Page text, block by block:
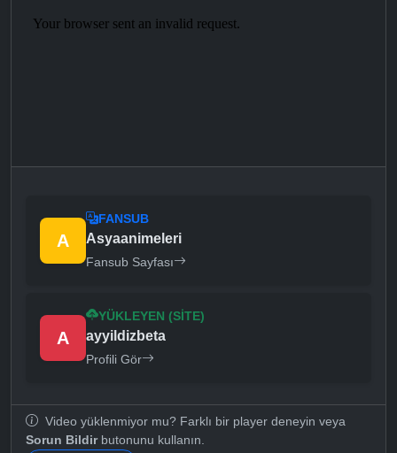
A
FANSUB
Asyaanimeleri
Fansub Sayfası
A
YÜKLEYEN (SITE)
ayyildizbeta
Profili Gör
Video yüklenmiyor mu? Farklı bir player deneyin veya
Sorun Bildirbutonunu kullanın.